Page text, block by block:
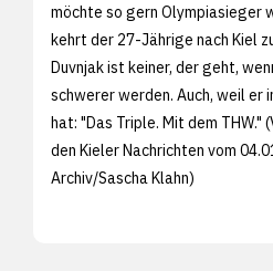
möchte so gern Olympiasieger
kehrt der 27-Jährige nach Kiel
Duvnjak ist keiner, der geht,
schwerer werden. Auch, weil er
hat: "Das Triple. Mit dem THW."
den Kieler Nachrichten vom
Archiv/Sascha Klahn)